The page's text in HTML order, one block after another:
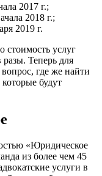
2017 г.;
2018 г.;
2019 г.
стоимость услуг
Теперь для
где же найти
будут
«Юридическое
из более чем 45
услуги в